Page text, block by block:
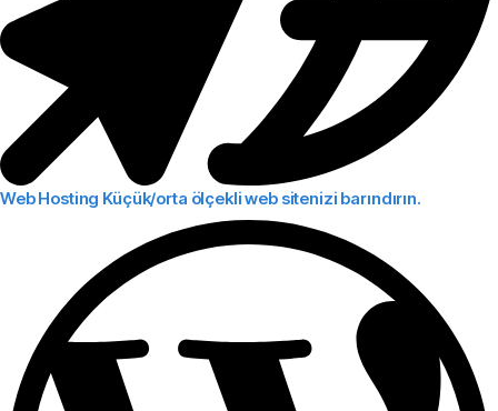
Web Hosting Küçük/orta ölçekli web sitenizi barındırın.